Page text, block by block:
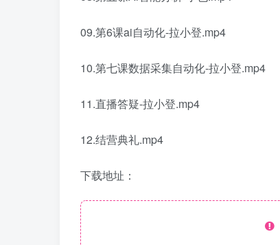
09.第6课ai自动化-拉小登.mp4
10.第七课数据采集自动化-拉小登.mp4
11.直播答疑-拉小登.mp4
12.结营典礼.mp4
下载地址：